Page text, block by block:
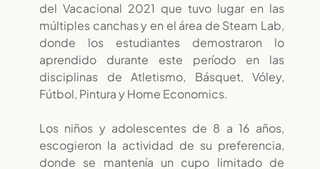
del Vacacional 2021 que tuvo lugar en las
múltiples canchas y en el área de Steam Lab,
donde los estudiantes demostraron lo
aprendido durante este período en las
disciplinas de Atletismo, Básquet, Vóley,
Fútbol, Pintura y Home Economics.
Los niños y adolescentes de 8 a 16 años,
escogieron la actividad de su preferencia,
donde se mantenía un cupo limitado de